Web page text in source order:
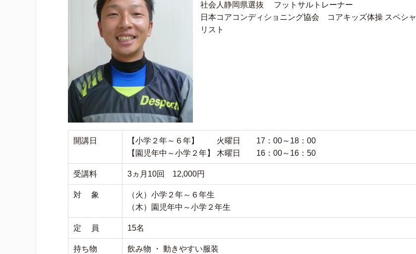
社会人静岡県選抜 フットサルトレーナー
日本コアコンディショニング協会 コアキッズ体操 スペシャ
リスト
開講日
【小学２年～６年】 火曜日 17：00～18：00
【園児年中～小学２年】 木曜日 16：00～16：50
受講料 3ヵ月10回 12,000円
対 象
（火）小学２年～６年生
（木）園児年中～小学２年生
定 員 15名
持ち物 飲み物 ・ 動きやすい服装